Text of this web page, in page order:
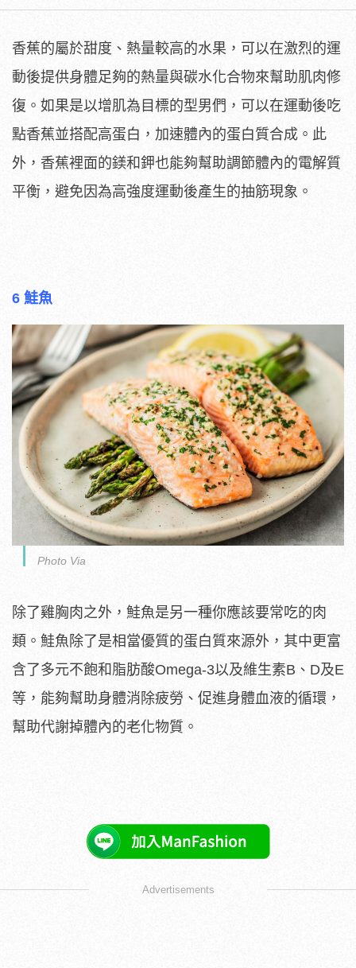
香蕉的屬於甜度、熱量較高的水果，可以在激烈的運
動後提供身體足夠的熱量與碳水化合物來幫助肌肉修
復。如果是以增肌為目標的型男們，可以在運動後吃
點香蕉並搭配高蛋白，加速體內的蛋白質合成。此
外，香蕉裡面的鎂和鉀也能夠幫助調節體內的電解質
平衡，避免因為高強度運動後產生的抽筋現象。
6 鮭魚
Photo Via
除了雞胸肉之外，鮭魚是另一種你應該要常吃的肉
類。鮭魚除了是相當優質的蛋白質來源外，其中更富
含了多元不飽和脂肪酸Omega-3以及維生素B、D及E
等，能夠幫助身體消除疲勞、促進身體血液的循環，
幫助代謝掉體內的老化物質。
Advertisements